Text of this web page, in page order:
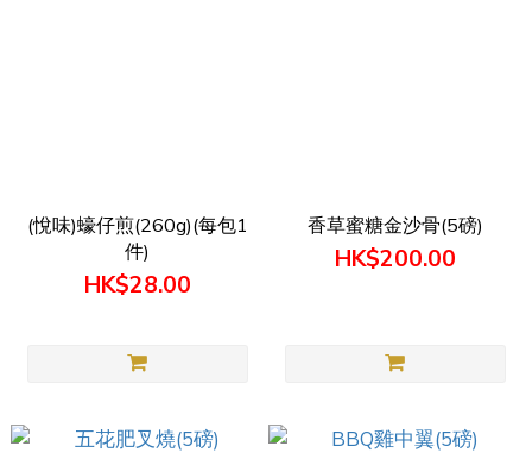
(悅味)蠔仔煎(260g)(每包1
件)
HK$28.00
香草蜜糖金沙骨(5磅)
HK$200.00